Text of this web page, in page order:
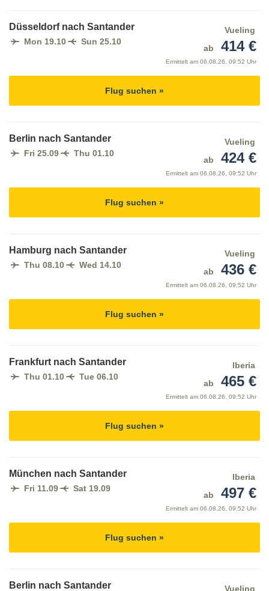
Düsseldorf nach Santander
Mon 19.10 Sun 25.10
Vueling
ab
414 €
Ermittelt am 06.08.26, 09:52 Uhr
Flug suchen »
Berlin nach Santander
Fri 25.09 Thu 01.10
Vueling
ab
424 €
Ermittelt am 06.08.26, 09:52 Uhr
Flug suchen »
Hamburg nach Santander
Thu 08.10 Wed 14.10
Vueling
ab
436 €
Ermittelt am 06.08.26, 09:52 Uhr
Flug suchen »
Frankfurt nach Santander
Thu 01.10 Tue 06.10
Iberia
ab
465 €
Ermittelt am 06.08.26, 09:52 Uhr
Flug suchen »
München nach Santander
Fri 11.09 Sat 19.09
Iberia
ab
497 €
Ermittelt am 06.08.26, 09:52 Uhr
Flug suchen »
Berlin nach Santander Vueling